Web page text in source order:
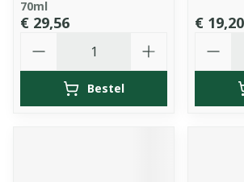
70ml
€ 29,56
Bestel
€ 19,20